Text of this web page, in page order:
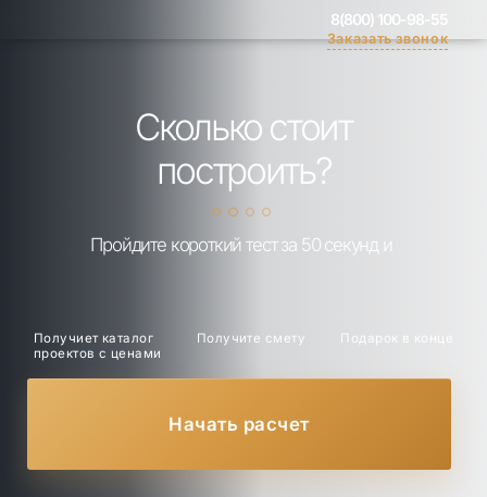
8(800) 100-98-55
Заказать звонок
Сколько стоит
построить?
Пройдите короткий тест за 50 секунд и
Получиет каталог
проектов с ценами
Получите смету Подарок в конце
Начать расчет